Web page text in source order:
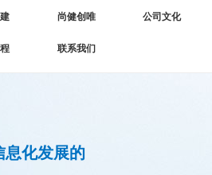
尚健创唯 公司文化
联系我们
息化发展的